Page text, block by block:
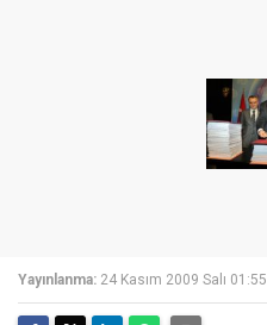
Yayınlanma: 24 Kasım 2009 Salı 01:55